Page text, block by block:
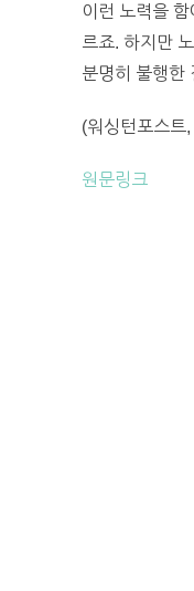
이런 노력을
르죠. 하지만
분명히 불행한
(워싱턴포스
원문링크